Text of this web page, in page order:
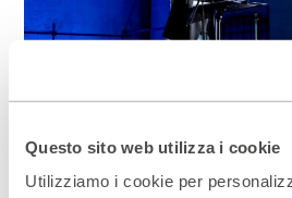
Questo sito web utilizza i cookie
Utilizziamo i cookie per
Danilo Dolci – La
spegne